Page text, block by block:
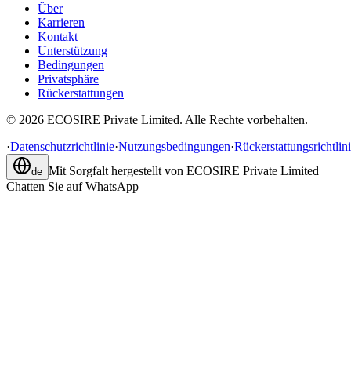
Über
Karrieren
Kontakt
Unterstützung
Bedingungen
Privatsphäre
Rückerstattungen
© 2026 ECOSIRE Private Limited. Alle Rechte vorbehalten.
·Datenschutzrichtlinie·Nutzungsbedingungen·
de Mit Sorgfalt hergestellt von ECOSIRE Private Limited
Chatten Sie auf WhatsApp